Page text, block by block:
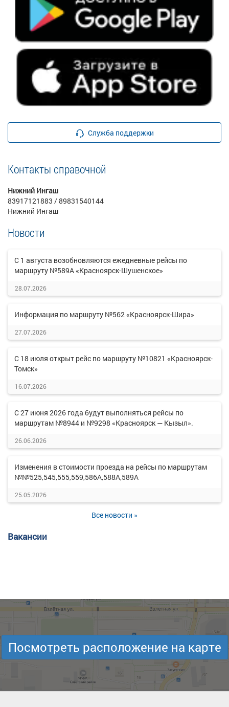
Служба поддержки
Контакты справочной
Нижний Ингаш
83917121883 / 89831540144
Нижний Ингаш
Новости
С 1 августа возобновляются ежедневные рейсы по
маршруту №589А «Красноярск-Шушенское»
28.07.2026
Информация по маршруту №562 «Красноярск-Шира»
27.07.2026
С 18 июля открыт рейс по маршруту №10821 «Красноярск-
Томск»
16.07.2026
С 27 июня 2026 года будут выполняться рейсы по
маршрутам №8944 и №9298 «Красноярск — Кызыл».
26.06.2026
Изменения в стоимости проезда на рейсы по маршрутам
№№525,545,555,559,586А,588А,589А
25.05.2026
Все новости »
Вакансии
Посмотреть расположение на карте